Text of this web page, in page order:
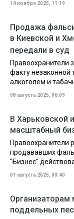
14 ноября 2025, 11:19
Продажа
в Киевской и
передали в суд
Правоохранители
факту
алкоголем и
08 августа 2025, 06:09
В Харьковской
масштабный
Правоохранители
продававших
"Бизнес"
01 августа 2025, 00:40
Организаторам
поддельных